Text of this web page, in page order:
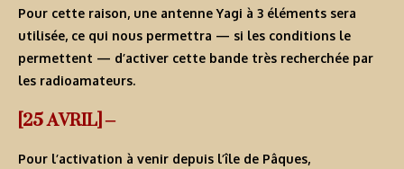
Pour cette raison, une antenne Yagi à 3 éléments sera
utilisée, ce qui nous permettra — si les conditions le
permettent — d’activer cette bande très recherchée par
les radioamateurs.
[25 AVRIL] –
Pour l’activation à venir depuis l’île de Pâques,